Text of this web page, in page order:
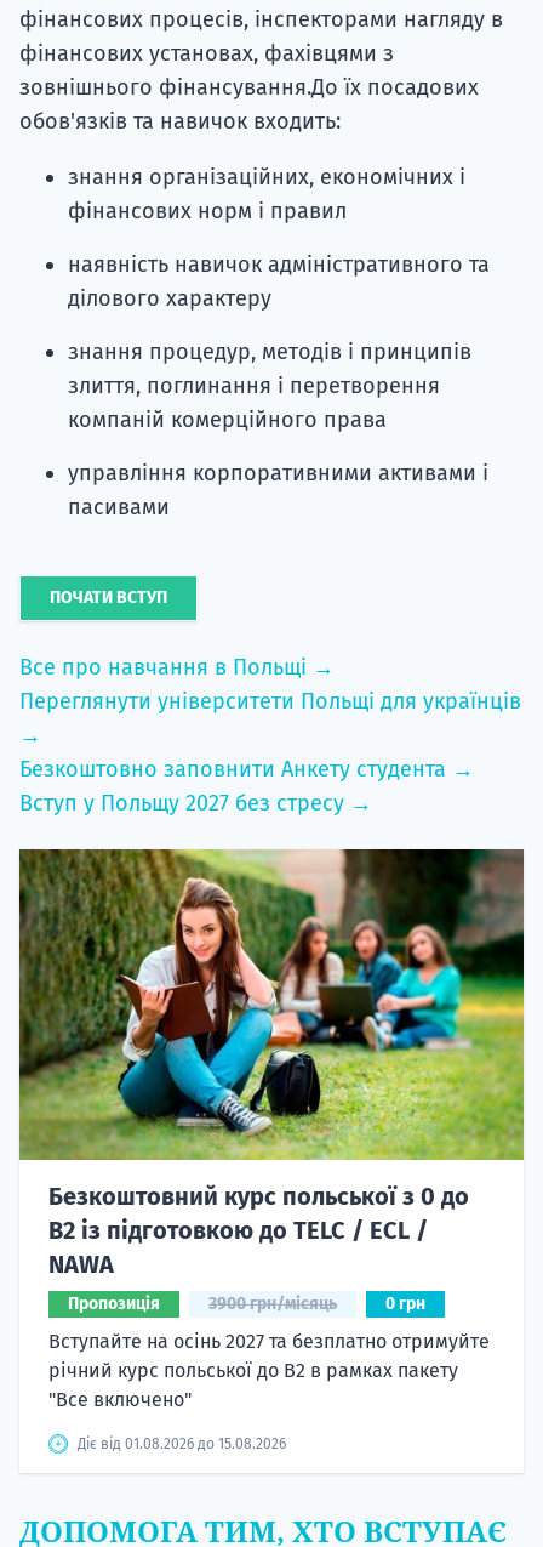
фінансових процесів, інспекторами нагляду в
фінансових установах, фахівцями з
зовнішнього фінансування.До їх посадових
обов'язків та навичок входить:
знання організаційних, економічних і
фінансових норм і правил
наявність навичок адміністративного та
ділового характеру
знання процедур, методів і принципів
злиття, поглинання і перетворення
компаній комерційного права
управління корпоративними активами і
пасивами
ПОЧАТИ ВСТУП
Все про навчання в Польщі →
Переглянути університети Польщі для українців
→
Безкоштовно заповнити Анкету студента →
Вступ у Польщу 2027 без стресу →
Безкоштовний курс польської з 0 до
B2 із підготовкою до TELC / ECL /
NAWA
Пропозиція 3900 грн/місяць 0 грн
Вступайте на осінь 2027 та безплатно отримуйте
річний курс польської до B2 в рамках пакету
"Все включено"
Діє від 01.08.2026 до 15.08.2026
ДОПОМОГА ТИМ, ХТО ВСТУПАЄ